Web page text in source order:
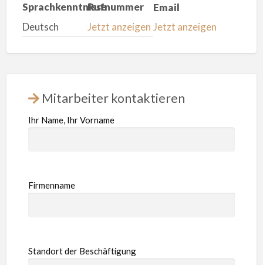
Sprachkenntnisse
Deutsch
Rufnummer
Jetzt anzeigen
Email
Jetzt anzeigen
Mitarbeiter kontaktieren
Ihr Name, Ihr Vorname
Firmenname
Standort der Beschäftigung